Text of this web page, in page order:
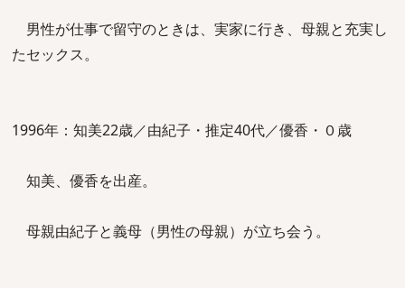
男性が仕事で留守のときは、実家に行き、母親と充実し
たセックス。
1996年：知美22歳／由紀子・推定40代／優香・０歳
知美、優香を出産。
母親由紀子と義母（男性の母親）が立ち会う。